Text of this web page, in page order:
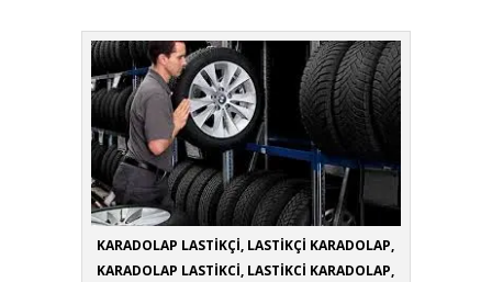
KARADOLAP LASTİKÇİ, LASTİKÇİ KARADOLAP,
KARADOLAP LASTİKCİ, LASTİKCİ KARADOLAP,